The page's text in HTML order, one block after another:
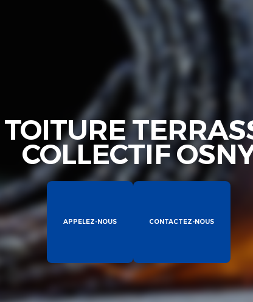
COLLECTIF
APPELEZ-NOUS CONTACTEZ-NOUS